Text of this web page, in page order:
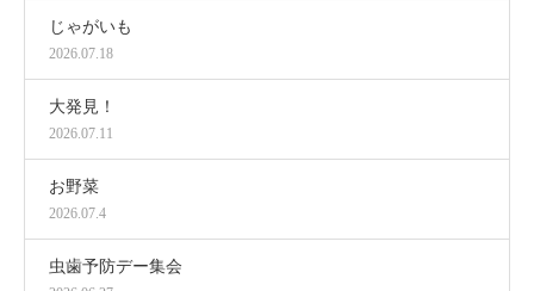
じゃがいも
2026.07.18
大発見！
2026.07.11
お野菜
2026.07.4
虫歯予防デー集会